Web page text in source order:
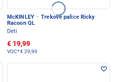
McKINLEY · Trekové palice Ricky
Racoon QL
Deti
€ 19,99
VOC*€ 29,99